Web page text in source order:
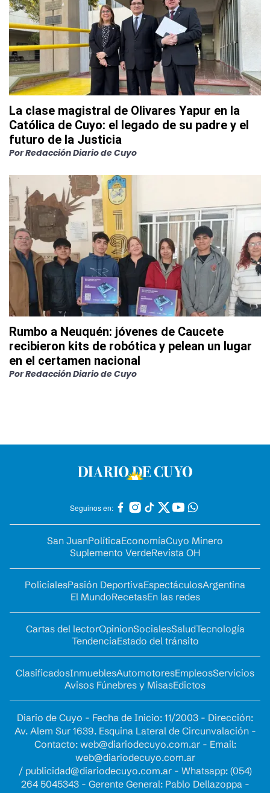
La clase magistral de Olivares Yapur en la
Católica de Cuyo: el legado de su padre y el
futuro de la Justicia
PorRedacción Diario de Cuyo
Rumbo a Neuquén: jóvenes de Caucete
recibieron kits de robótica y pelean un lugar
en el certamen nacional
PorRedacción Diario de Cuyo
Seguinos en:
San JuanPolíticaEconomíaCuyo Minero
Suplemento VerdeRevista OH
PolicialesPasión DeportivaEspectáculosArgentina
El MundoRecetasEn las redes
Cartas del lectorOpinionSocialesSaludTecnología
TendenciaEstado del tránsito
ClasificadosInmueblesAutomotoresEmpleosServicios
Avisos Fúnebres y MisasEdictos
Diario de Cuyo - Fecha de Inicio: 11/2003 - Dirección:
Av. Alem Sur 1639. Esquina Lateral de Circunvalación -
Contacto: web@diariodecuyo.com.ar- Email:
web@diariodecuyo.com.ar
/ publicidad@diariodecuyo.com.ar- Whatsapp: (054)
264 5045343 - Gerente General: Pablo Dellazoppa -